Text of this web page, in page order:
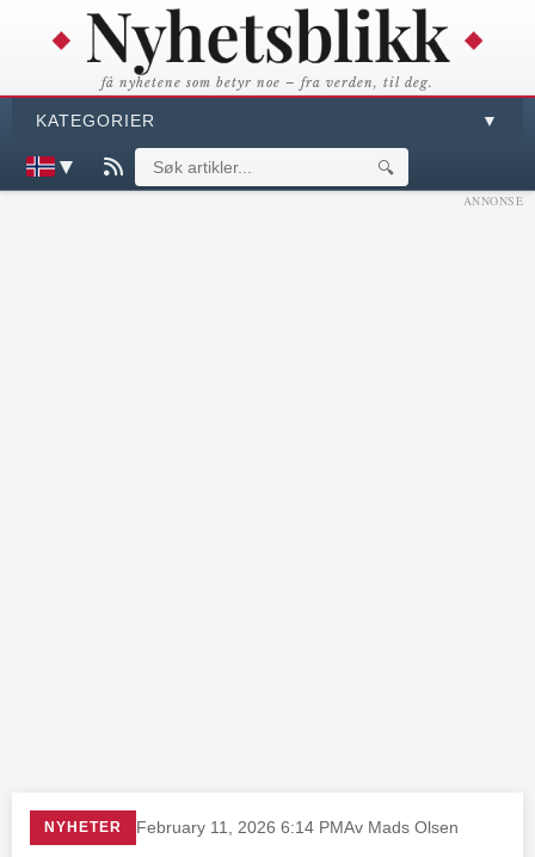
få nyhetene som betyr noe – fra verden, til deg.
KATEGORIER ▼
▼ 🔍
ANNONSE
NYHETER February 11, 2026 6:14 PMAv Mads Olsen